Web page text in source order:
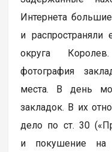
Интернета
и распространяли
округа
фотография
места. В день
закладок. В их
дело по ст. 30
и покушение на